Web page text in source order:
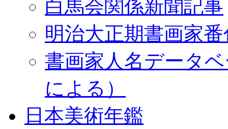
白馬会関係新聞記事
明治大正期書画家
書画家人名データ
による）
日本美術年鑑